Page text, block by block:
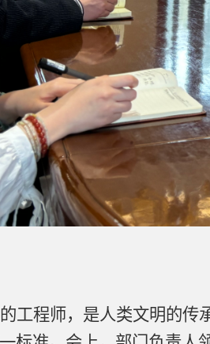
工程师，是人类文明的传